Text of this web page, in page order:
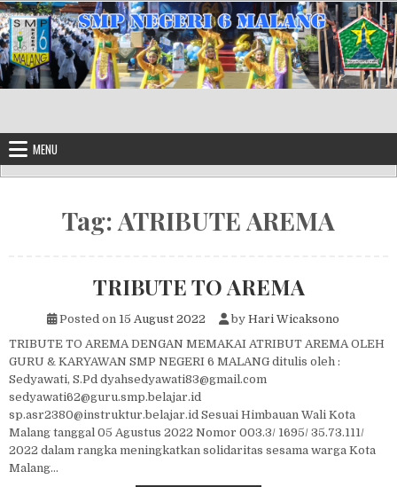
Skip to content
MENU
Tag:ATRIBUTE AREMA
TRIBUTE TO AREMA
Posted on 15 August 2022 by Hari Wicaksono
TRIBUTE TO AREMA DENGAN MEMAKAI ATRIBUT AREMA OLEH
GURU & KARYAWAN SMP NEGERI 6 MALANG ditulis oleh :
Sedyawati, S.Pd dyahsedyawati83@gmail.com
sedyawati62@guru.smp.belajar.id
sp.asr2380@instruktur.belajar.id Sesuai Himbauan Wali Kota
Malang tanggal 05 Agustus 2022 Nomor 003.3/ 1695/ 35.73.111/
2022 dalam rangka meningkatkan solidaritas sesama warga Kota
Malang…